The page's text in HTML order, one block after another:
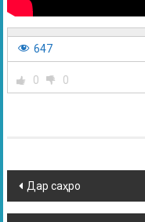
647
0 0
Дар саҳро